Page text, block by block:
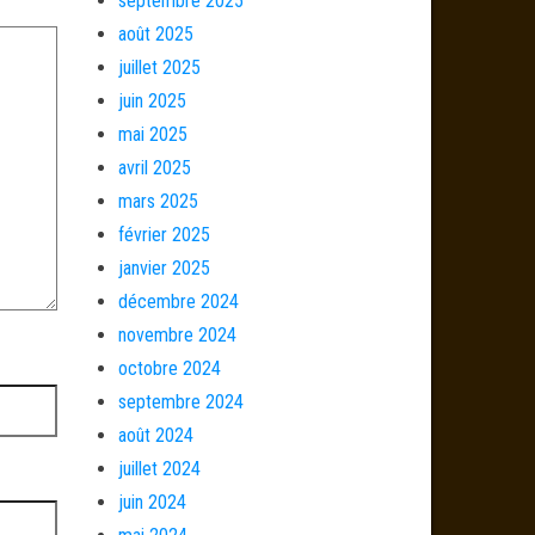
août 2025
juillet 2025
juin 2025
mai 2025
avril 2025
mars 2025
février 2025
janvier 2025
décembre 2024
novembre 2024
octobre 2024
septembre 2024
août 2024
juillet 2024
juin 2024